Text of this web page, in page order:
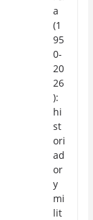
a
(1
95
0-
20
26
):
hi
st
ori
ad
or
y
mi
lit